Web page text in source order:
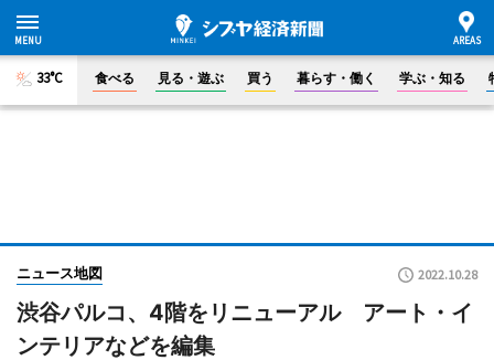
33°C 食べる 見る・遊ぶ 買う 暮らす・働く 学ぶ・知る
ニュース地図 2022.10.28
渋谷パルコ、4階をリニューアル アート・イ
ンテリアなどを編集